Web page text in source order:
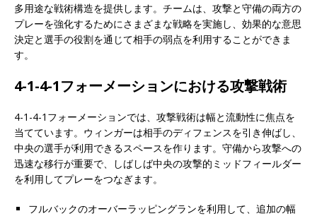
多用途な戦術構造を提供します。チームは、攻撃と守備の両方の
プレーを強化するためにさまざまな戦略を実施し、効果的な意思
決定と選手の役割を通じて相手の弱点を利用することができま
す。
4-1-4-1フォーメーションにおける攻撃戦術
4-1-4-1フォーメーションでは、攻撃戦術は幅と流動性に焦点を
当てています。ウィンガーは相手のディフェンスを引き伸ばし、
中央の選手が利用できるスペースを作ります。守備から攻撃への
迅速な移行が重要で、しばしば中央の攻撃的ミッドフィールダー
を利用してプレーをつなぎます。
フルバックのオーバーラッピングランを利用して、追加の幅